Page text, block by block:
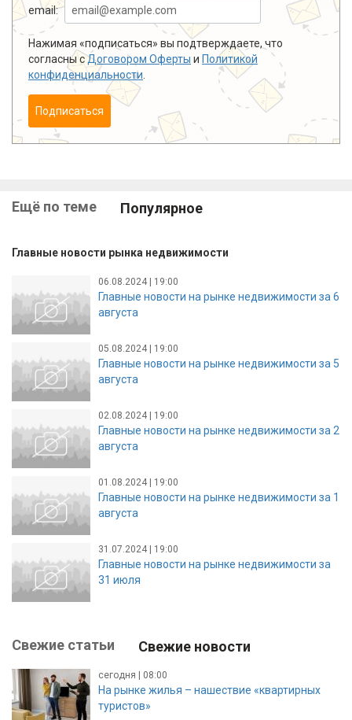
email:
Нажимая «подписаться» вы подтверждаете, что
согласны сДоговором Оферты и Политикой
конфиденциальности
Подписаться
Ещё по теме Популярное
Главные новости рынка недвижимости
06.08.2024 | 19:00
Главные новости на рынке недвижимости за 6
августа
05.08.2024 | 19:00
Главные новости на рынке недвижимости за 5
августа
02.08.2024 | 19:00
Главные новости на рынке недвижимости за 2
августа
01.08.2024 | 19:00
Главные новости на рынке недвижимости за 1
августа
31.07.2024 | 19:00
Главные новости на рынке недвижимости за
31 июля
Свежие статьи Свежие новости
сегодня | 08:00
На рынке жилья – нашествие «квартирных
туристов»